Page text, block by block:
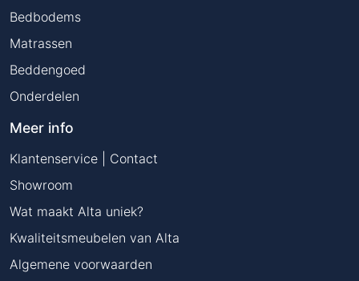
Bedbodems
Matrassen
Beddengoed
Onderdelen
Meer info
Klantenservice | Contact
Showroom
Wat maakt Alta uniek?
Kwaliteitsmeubelen van Alta
Algemene voorwaarden